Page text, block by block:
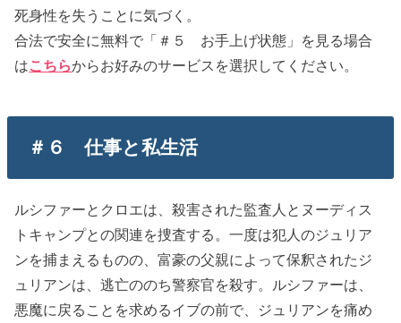
死身性を失うことに気づく。
合法で安全に無料で「＃５ お手上げ状態」を見る場合
はこちらからお好みのサービスを選択してください。
＃６ 仕事と私生活
ルシファーとクロエは、殺害された監査人とヌーディス
トキャンプとの関連を捜査する。一度は犯人のジュリア
ンを捕まえるものの、富豪の父親によって保釈されたジ
ュリアンは、逃亡ののち警察官を殺す。ルシファーは、
悪魔に戻ることを求めるイブの前で、ジュリアンを痛め